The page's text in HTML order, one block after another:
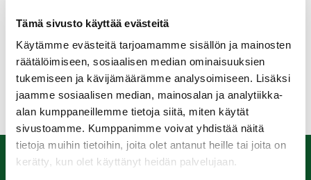
Tämä sivusto käyttää evästeitä
Käytämme evästeitä tarjoamamme sisällön ja mainosten
räätälöimiseen, sosiaalisen median ominaisuuksien
tukemiseen ja kävijämäärämme analysoimiseen. Lisäksi
jaamme sosiaalisen median, mainosalan ja analytiikka-
alan kumppaneillemme tietoja siitä, miten käytät
sivustoamme. Kumppanimme voivat yhdistää näitä
tietoja muihin tietoihin, joita olet antanut heille tai joita on
kerätty, kun olet käyttänyt heidän palvelujaan.
eivät ole käytössä.
Kiitos kaikille pelaajille kaudesta 2025!